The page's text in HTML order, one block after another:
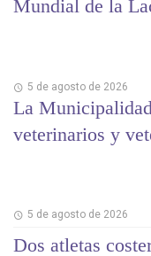
Mundial de la
5 de agosto de 2026
La
veterinarios y
5 de agosto de 2026
Dos atletas